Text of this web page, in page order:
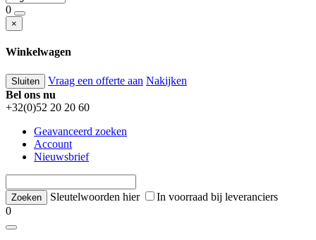
0
×
Winkelwagen
Sluiten Vraag een offerte aan Nakijken
Bel ons nu
+32(0)52 20 20 60
Geavanceerd zoeken
Account
Nieuwsbrief
Sleutelwoorden hier
In voorraad bij leveranciers
0